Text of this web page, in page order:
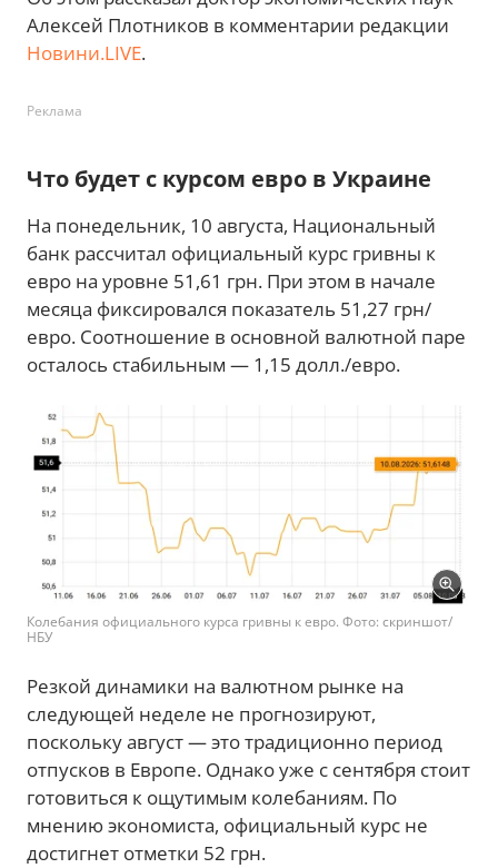
Алексей Плотников в комментарии редакции
Новини.LIVE.
Реклама
Что будет с курсом евро в Украине
На понедельник, 10 августа, Национальный
банк рассчитал официальный курс гривны к
евро на уровне 51,61 грн. При этом в начале
месяца фиксировался показатель 51,27 грн/
евро. Соотношение в основной валютной паре
осталось стабильным — 1,15 долл./евро.
Колебания официального курса гривны к евро. Фото: скриншот/
НБУ
Резкой динамики на валютном рынке на
следующей неделе не прогнозируют,
поскольку август — это традиционно период
отпусков в Европе. Однако уже с сентября стоит
готовиться к ощутимым колебаниям. По
мнению экономиста, официальный курс не
достигнет отметки 52 грн.